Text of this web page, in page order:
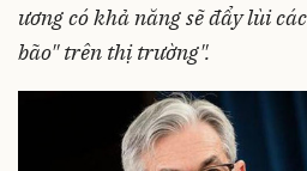
ương có khả năng sẽ đẩy lùi
bão" trên thị trường".